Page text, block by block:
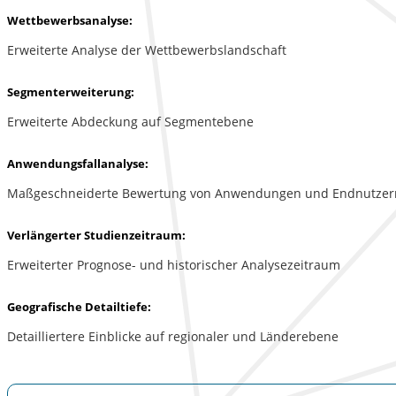
Wettbewerbsanalyse:
Erweiterte Analyse der Wettbewerbslandschaft
Segmenterweiterung:
Erweiterte Abdeckung auf Segmentebene
Anwendungsfallanalyse:
Maßgeschneiderte Bewertung von Anwendungen und
Verlängerter Studienzeitraum:
Erweiterter Prognose- und historischer Analysezeitraum
Geografische Detailtiefe:
Detailliertere Einblicke auf regionaler und Länderebene